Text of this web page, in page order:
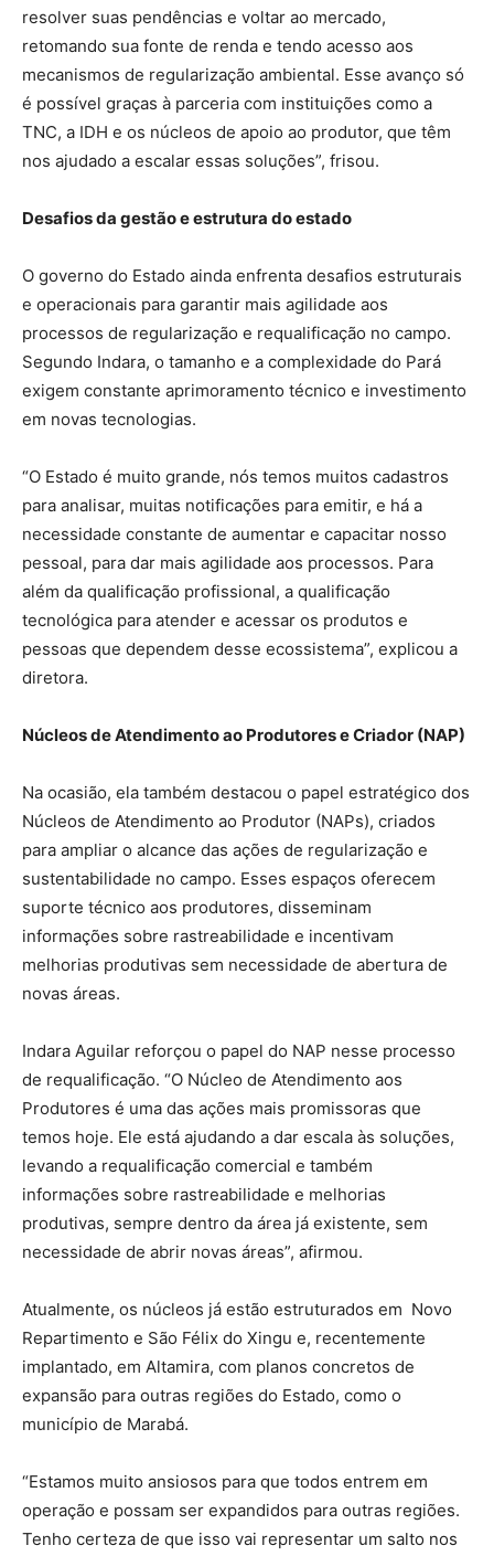
resolver suas pendências e voltar ao mercado,
retomando sua fonte de renda e tendo acesso aos
mecanismos de regularização ambiental. Esse avanço só
é possível graças à parceria com instituições como a
TNC, a IDH e os núcleos de apoio ao produtor, que têm
nos ajudado a escalar essas soluções”, frisou.
Desafios da gestão e estrutura do estado
O governo do Estado ainda enfrenta desafios estruturais
e operacionais para garantir mais agilidade aos
processos de regularização e requalificação no campo.
Segundo Indara, o tamanho e a complexidade do Pará
exigem constante aprimoramento técnico e investimento
em novas tecnologias.
“O Estado é muito grande, nós temos muitos cadastros
para analisar, muitas notificações para emitir, e há a
necessidade constante de aumentar e capacitar nosso
pessoal, para dar mais agilidade aos processos. Para
além da qualificação profissional, a qualificação
tecnológica para atender e acessar os produtos e
pessoas que dependem desse ecossistema”, explicou a
diretora.
Núcleos de Atendimento ao Produtores e Criador (NAP)
Na ocasião, ela também destacou o papel estratégico dos
Núcleos de Atendimento ao Produtor (NAPs), criados
para ampliar o alcance das ações de regularização e
sustentabilidade no campo. Esses espaços oferecem
suporte técnico aos produtores, disseminam
informações sobre rastreabilidade e incentivam
melhorias produtivas sem necessidade de abertura de
novas áreas.
Indara Aguilar reforçou o papel do NAP nesse processo
de requalificação. “O Núcleo de Atendimento aos
Produtores é uma das ações mais promissoras que
temos hoje. Ele está ajudando a dar escala às soluções,
levando a requalificação comercial e também
informações sobre rastreabilidade e melhorias
produtivas, sempre dentro da área já existente, sem
necessidade de abrir novas áreas”, afirmou.
Atualmente, os núcleos já estão estruturados em Novo
Repartimento e São Félix do Xingu e, recentemente
implantado, em Altamira, com planos concretos de
expansão para outras regiões do Estado, como o
município de Marabá.
“Estamos muito ansiosos para que todos entrem em
operação e possam ser expandidos para outras regiões.
Tenho certeza de que isso vai representar um salto nos